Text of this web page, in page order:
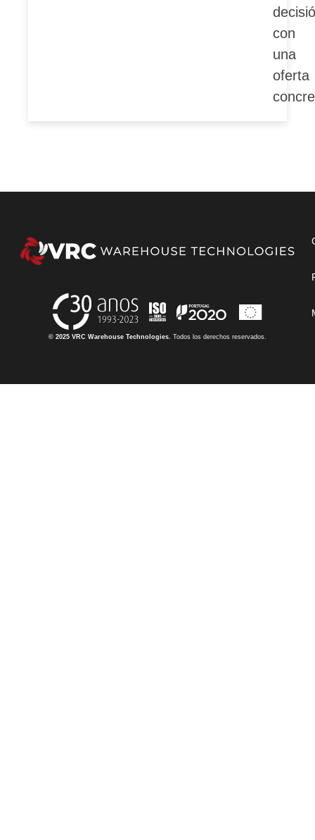
con
una
oferta
© 2025 VRC Warehouse Technologies. Todos los derechos reservados.